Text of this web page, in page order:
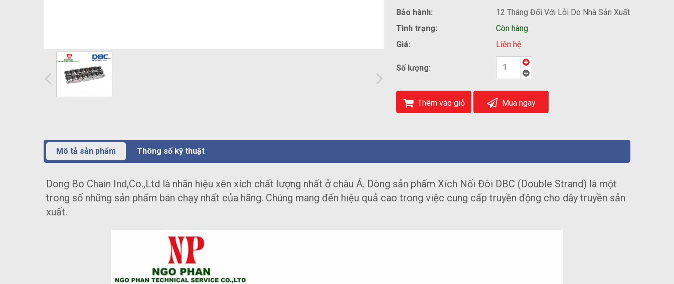
Bảo hành:
12 Tháng Đối Với Lỗi Do Nhà Sản Xuất
Tình trạng:
Còn hàng
Giá:
Liên hệ
Số lượng:
Thêm vào giỏ Mua ngay
Mô tả sản phẩm Thông số kỹ thuật
Dong Bo Chain Ind,Co.,Ltd là nhãn hiệu xên xích chất lượng nhất ở châu Á. Dòng sản phẩm Xích Nối Đôi DBC (Double Strand) là một
trong số những sản phẩm bán chạy nhất của hãng. Chúng mang đến hiệu quả cao trong việc cung cấp truyền động cho dây truyền sản
xuất.